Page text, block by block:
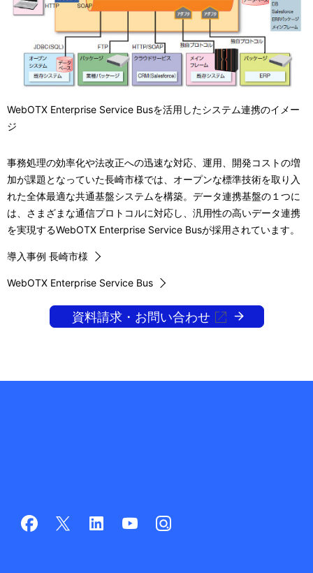
す
WebOTX Enterprise Service Busを活用したシステム連携のイメー
ジ
事務処理の効率化や法改正への迅速な対応、運用、開発コストの増
加が課題となっていた長崎市様では、オープンな標準技術を取り入
れた全体最適な共通基盤システムを構築。データ連携基盤の１つに
は、さまざまな通信プロトコルに対応し、汎用性の高いデータ連携
を実現するWebOTX Enterprise Service Busが採用されています。
導入事例 長崎市様
WebOTX Enterprise Service Bus
資料請求・お問い合わせ